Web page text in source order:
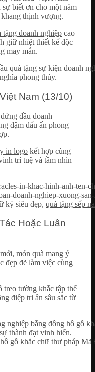
sự biết ơn cho một năm
thịnh vượng.
tặng doanh nghiệp cao
giữ nhiệt thiết kế độc
may mắn.
phong thủy.
Nam (13/10)
đầu doanh
đậm dấu ấn phong
in logo kết hợp cùng
trí tuệ và tầm nhìn
ký siêu đẹp, quà tặng sếp
Hoặc Luân
món quà mang ý
đẹp đẽ làm việc cùng
treo tường khắc tập thể
điệp tri ân sâu sắc từ
gỗ khắc chữ thư pháp